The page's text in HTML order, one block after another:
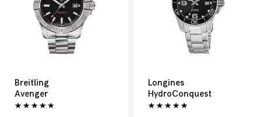
Breitling
Avenger
Longines
HydroConquest